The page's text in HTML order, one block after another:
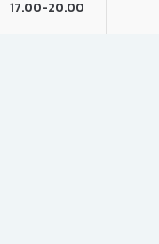
17.00-20.00